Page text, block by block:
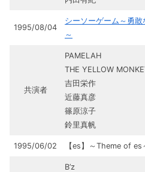
1995/08/04
シーソーゲーム～勇敢
～
共演者
PAMELAH
THE YELLOW
吉田栄作
近藤真彦
篠原涼子
鈴里真帆
1995/06/02 【es】～Theme of es
B’z